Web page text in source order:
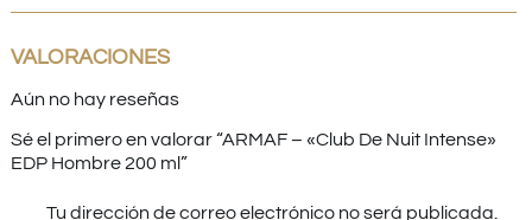
VALORACIONES
Aún no hay reseñas
Sé el primero en valorar “ARMAF – «Club De Nuit Intense»
EDP Hombre 200 ml”
Tu dirección de correo electrónico no será publicada.